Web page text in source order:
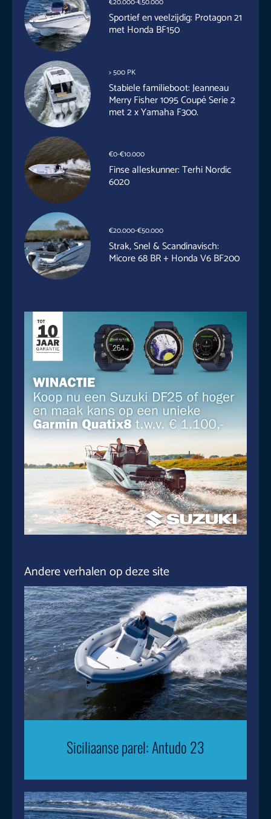
€20.000-€50.000
Sportief en veelzijdig: Protagon 21
met Honda BF150
> 500 PK
Stabiele familieboot: Jeanneau
Merry Fisher 1095 Coupé Serie 2
met 2 x Yamaha F300.
€0-€10.000
Finse alleskunner: Terhi Nordic
6020
€20.000-€50.000
Strak, Snel & Scandinavisch:
Micore 68 BR + Honda V6 BF200
Andere verhalen op deze site
Siciliaanse parel: Antudo 23